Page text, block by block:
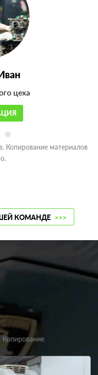
цеха
Копирование материалов
КОМАНДЕ >>>
Копирование